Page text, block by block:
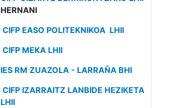
HERNANI
CIFP EASO POLITEKNIKOA LHII
CIFP MEKA LHII
IES RM ZUAZOLA - LARRAÑA BHI
CIFP IZARRAITZ LANBIDE HEZIKETA
LHII